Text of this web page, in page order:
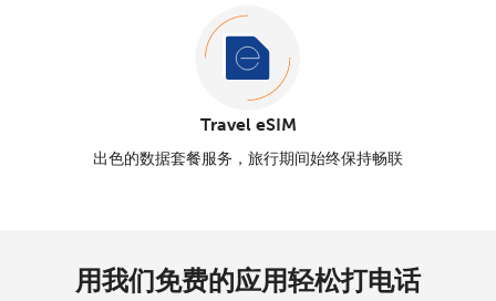
Travel eSIM
出色的数据套餐服务，旅行期间始终保持畅联
用我们免费的应用轻松打电话